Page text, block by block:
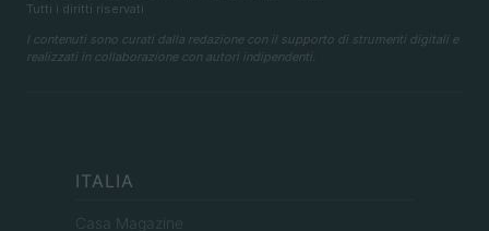
Tutti i diritti riservati
I contenuti sono curati dalla redazione con il supporto di strumenti digitali e
realizzati in collaborazione con autori indipendenti.
ITALIA
Casa Magazine